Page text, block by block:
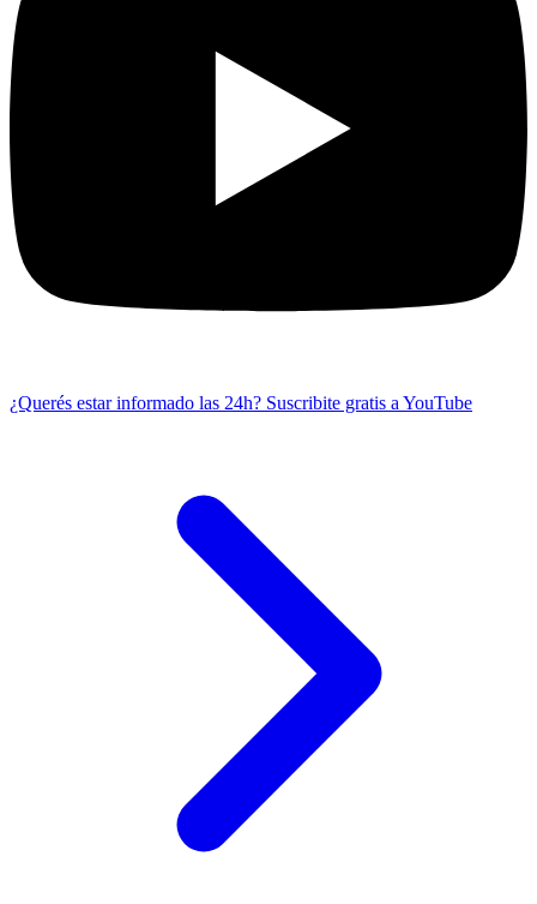
¿Querés estar informado las 24h? Suscribite gratis a YouTube